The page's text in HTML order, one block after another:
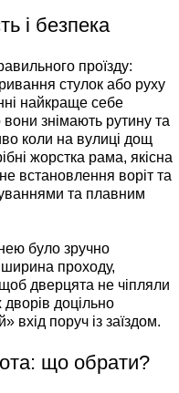
і безпека
проїзду:
стулок або руху
найкраще себе
знімають рутину та
коли на вулиці дощ
жорстка рама, якісна
встановлення воріт та
та плавним
було зручно
проходу,
дверцята не чіпляли
доцільно
вхід поруч із заїздом.
що обрати?